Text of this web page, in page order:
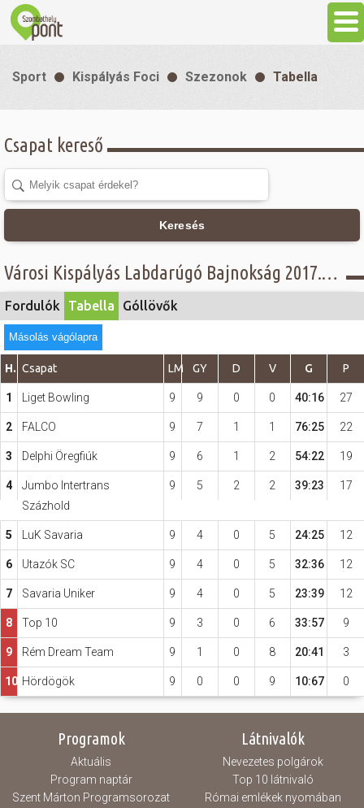
Látnivalók
Gasztronómia
Sport
Szabadidő
Hasznos
Sport Kispályás Foci Szezonok Tabella
Csapat kereső
Keresés
Városi Kispályás Labdarúgó Bajnokság 2017. - Tabella - Öregfiúk I. csoport
Fordulók Tabella Góllövők
Másolás vágólapra
H. Csapat LM GY D V G P
1 Liget Bowling 9 9 0 0 40:16 27
2 FALCO 9 7 1 1 76:25 22
3 Delphi Öregfiúk 9 6 1 2 54:22 19
4
Jumbo Intertrans
Százhold
9 5 2 2 39:23 17
5 LuK Savaria 9 4 0 5 24:25 12
6 Utazók SC 9 4 0 5 32:36 12
7 Savaria Uniker 9 4 0 5 23:39 12
8 Top 10 9 3 0 6 33:57 9
9 Rém Dream Team 9 1 0 8 20:41 3
10 Hördögök 9 0 0 9 10:67 0
Programok
Aktuális
Program naptár
Szent Márton Programsorozat
Látnivalók
Nevezetes polgárok
Top 10 látnivaló
Római emlékek nyomában